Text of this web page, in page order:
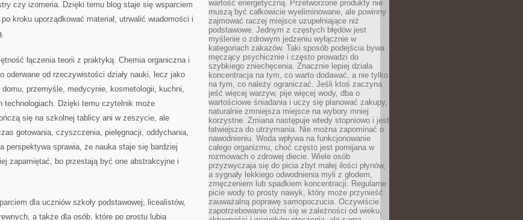
czy izomeria. Dzięki temu blog staje się wsparciem
kroku uporządkować materiał, utrwalić wiadomości i
łączenia teorii z praktyką. Chemia organiczna i
oderwane od rzeczywistości działy nauki, lecz jako
przemyśle, medycynie, kosmetologii, kuchni,
technologiach. Dzięki temu czytelnik może
się na szkolnej tablicy ani w zeszycie, ale
gotowania, czyszczenia, pielęgnacji, oddychania,
perspektywa sprawia, że nauka staje się bardziej
zapamiętać, bo przestają być one abstrakcyjne i
dla uczniów szkoły podstawowej, licealistów,
a także dla osób, które po prostu lubią
wartość energetyczną. Przetworzone produkty nie
muszą być całkowicie wyeliminowane, ale powinny
zajmować raczej miejsce uzupełniające niż
podstawowe. Jednym z częstych błędów jest
myślenie o zdrowym jedzeniu wyłącznie w
kategoriach zakazów. Taki sposób podejścia bywa
męczący psychicznie i często prowadzi do
szybkiego zniechęcenia. Znacznie lepiej działa
koncentracja na tym, co warto dodawać, a nie tylko
na tym, co należy ograniczać. Jeśli ktoś zaczyna
jeść więcej warzyw, pije więcej wody, dba o
wartościowe śniadania i uczy się planować zakupy,
naturalnie zmniejsza miejsce na wybory mniej
korzystne. Zmiana następuje wtedy stopniowo i jest
łatwiejsza do utrzymania. Nie można zapominać o
nawodnieniu. Woda wpływa na funkcjonowanie
całego organizmu, choć często jest pomijana w
rozmowach o zdrowej diecie. Wiele osób
przyzwyczaja się do picia zbyt małej ilości płynów,
a sygnały lekkiego odwodnienia myli z głodem,
zmęczeniem lub spadkiem koncentracji. Regularne
picie wody to prosty nawyk, który może przynieść
zauważalną poprawę samopoczucia. Oczywiście
zapotrzebowanie różni się w zależności od wieku,